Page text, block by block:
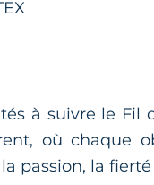
à suivre le Fil
où chaque
passion, la